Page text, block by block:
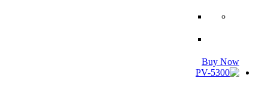
Buy Nowלמוצר
זה